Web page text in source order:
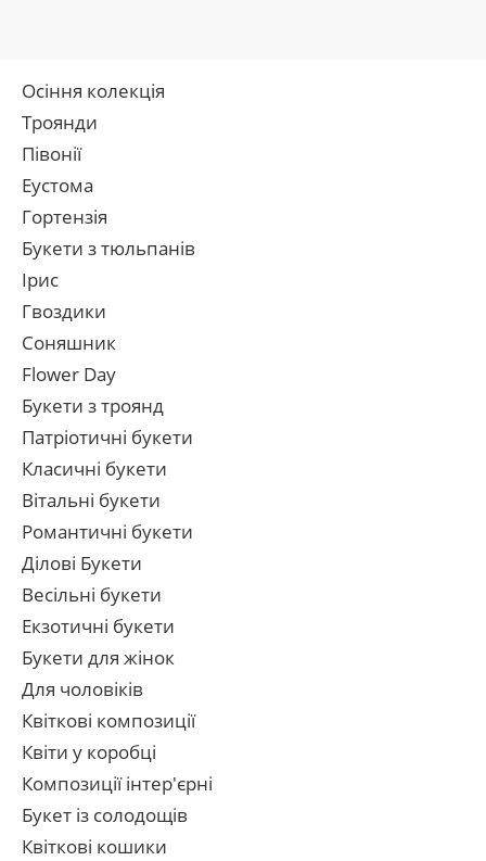
Осіння колекція
Троянди
Півонії
Еустома
Гортензія
Букети з тюльпанів
Ірис
Гвоздики
Соняшник
Flower Day
Букети з троянд
Патріотичні букети
Класичні букети
Вітальні букети
Романтичні букети
Ділові Букети
Весільні букети
Екзотичні букети
Букети для жінок
Для чоловіків
Квіткові композиції
Квіти у коробці
Композиції інтер'єрні
Букет із солодощів
Квіткові кошики